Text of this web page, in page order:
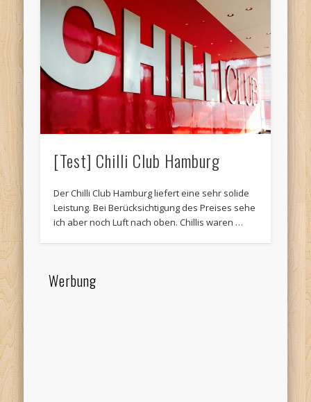
[Test] Chilli Club Hamburg
Der Chilli Club Hamburg liefert eine sehr solide
Leistung. Bei Berücksichtigung des Preises sehe
ich aber noch Luft nach oben. Chillis waren …
Werbung